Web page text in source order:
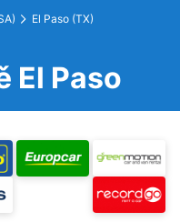
El Paso (TX)
El Paso